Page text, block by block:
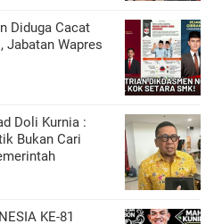
Diduga Cacat
Jabatan Wapres
Doli Kurnia :
Bukan Cari
KE-81